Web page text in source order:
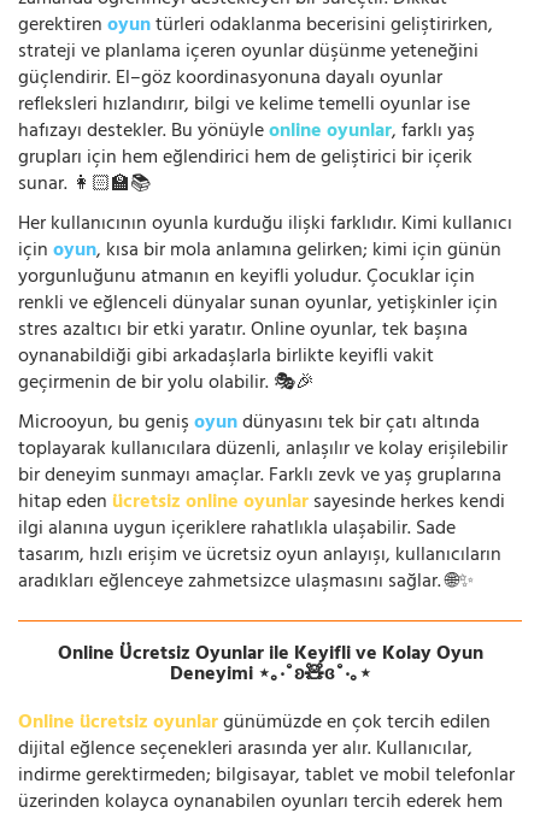
gerektirenoyuntürleri odaklanma becerisini geliştirirken,
strateji ve planlama içeren oyunlar düşünme yeteneğini
güçlendirir. El–göz koordinasyonuna dayalı oyunlar
refleksleri hızlandırır, bilgi ve kelime temelli oyunlar ise
hafızayı destekler. Bu yönüyleonline oyunlar, farklı yaş
grupları için hem eğlendirici hem de geliştirici bir içerik
sunar. 👩🏻‍🏫📚
Her kullanıcının oyunla kurduğu ilişki farklıdır. Kimi kullanıcı
içinoyun, kısa bir mola anlamına gelirken; kimi için günün
yorgunluğunu atmanın en keyifli yoludur. Çocuklar için
renkli ve eğlenceli dünyalar sunan oyunlar, yetişkinler için
stres azaltıcı bir etki yaratır. Online oyunlar, tek başına
oynanabildiği gibi arkadaşlarla birlikte keyifli vakit
geçirmenin de bir yolu olabilir. 🎭🎉
Microoyun, bu genişoyundünyasını tek bir çatı altında
toplayarak kullanıcılara düzenli, anlaşılır ve kolay erişilebilir
bir deneyim sunmayı amaçlar. Farklı zevk ve yaş gruplarına
hitap eden ücretsiz online oyunlarsayesinde herkes kendi
ilgi alanına uygun içeriklere rahatlıkla ulaşabilir. Sade
tasarım, hızlı erişim ve ücretsiz oyun anlayışı, kullanıcıların
aradıkları eğlenceye zahmetsizce ulaşmasını sağlar. 🌐✨
Online Ücretsiz Oyunlar ile Keyifli ve Kolay Oyun
Deneyimi ⋆｡‧˚ʚ🧸ɞ˚‧｡⋆
Online ücretsiz oyunlargünümüzde en çok tercih edilen
dijital eğlence seçenekleri arasında yer alır. Kullanıcılar,
indirme gerektirmeden; bilgisayar, tablet ve mobil telefonlar
üzerinden kolayca oynanabilen oyunları tercih ederek hem